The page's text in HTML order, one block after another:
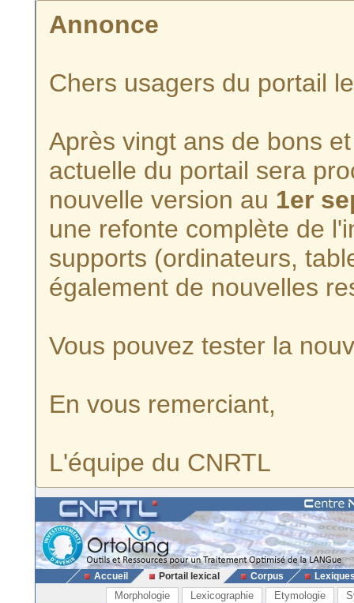
Annonce
Chers usagers du portail
Après vingt ans de bons
actuelle du portail sera
nouvelle version au 1er
une refonte complète de
supports (ordinateurs,
également de nouvelles
Vous pouvez tester la
En vous remerciant,
L'équipe du CNRTL
Accueil Portail lexical Corpus
Morphologie Lexicographie Etymologie